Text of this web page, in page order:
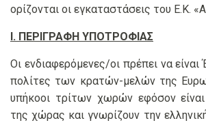
ορίζονται οι εγκαταστάσεις του Ε.Κ.
Ι. ΠΕΡΙΓΡΑΦΗ ΥΠΟΤΡΟΦΙΑΣ
Οι ενδιαφερόμενες/οι πρέπει να
πολίτες των κρατών-μελών της
υπήκοοι τρίτων χωρών εφόσον είναι
της χώρας και γνωρίζουν την